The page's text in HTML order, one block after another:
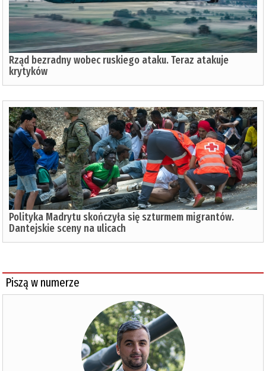
Rząd bezradny wobec ruskiego ataku. Teraz atakuje
krytyków
Polityka Madrytu skończyła się szturmem migrantów.
Dantejskie sceny na ulicach
Piszą w numerze